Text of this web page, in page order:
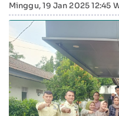
Minggu, 19 Jan 2025 12:45